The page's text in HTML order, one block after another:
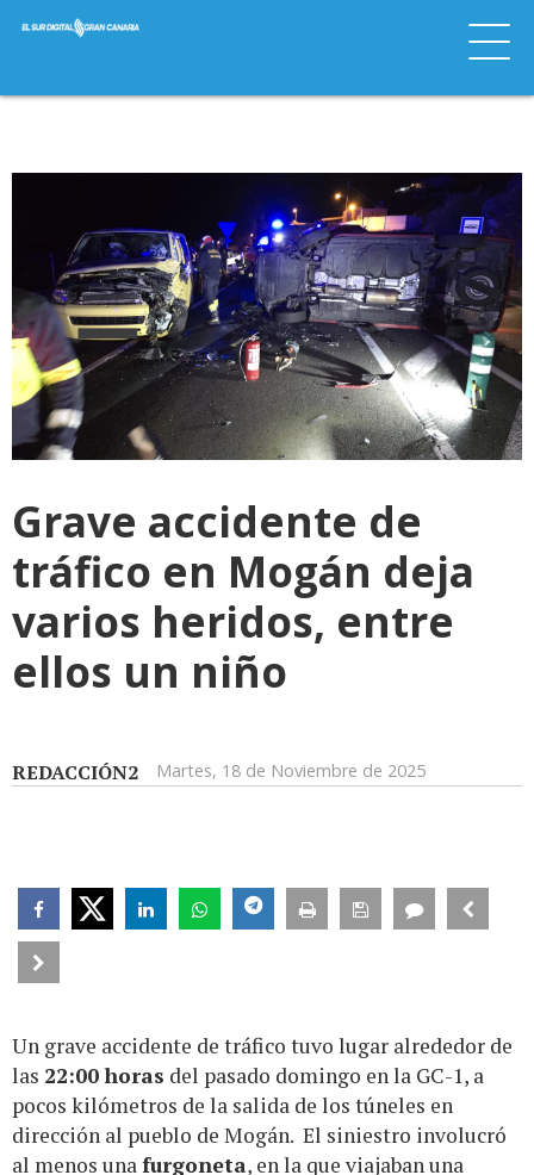
Grave accidente de
tráfico en Mogán deja
varios heridos, entre
ellos un niño
REDACCIÓN2 Martes, 18 de Noviembre de 2025
Un grave accidente de tráfico tuvo lugar alrededor de
las 22:00 horas del pasado domingo en la GC-1, a
pocos kilómetros de la salida de los túneles en
dirección al pueblo de Mogán. El siniestro involucró
al menos unafurgoneta, en la que viajaban una